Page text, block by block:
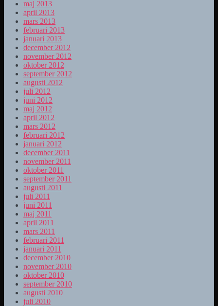
maj 2013
april 2013
mars 2013
februari 2013
januari 2013
december 2012
november 2012
oktober 2012
september 2012
augusti 2012
juli 2012
juni 2012
maj 2012
april 2012
mars 2012
februari 2012
januari 2012
december 2011
november 2011
oktober 2011
september 2011
augusti 2011
juli 2011
juni 2011
maj 2011
april 2011
mars 2011
februari 2011
januari 2011
december 2010
november 2010
oktober 2010
september 2010
augusti 2010
juli 2010